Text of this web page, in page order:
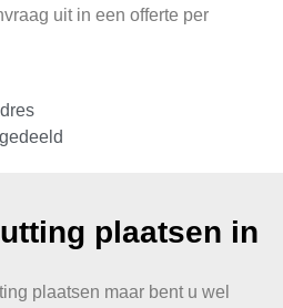
uit in een offerte per
plaatsen in
plaatsen maar bent u wel